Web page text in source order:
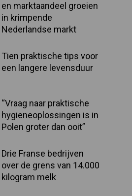
en marktaandeel groeien
in krimpende
Nederlandse markt
Tien praktische tips voor
een langere levensduur
“Vraag naar praktische
hygieneoplossingen is in
Polen groter dan ooit”
Drie Franse bedrijven
over de grens van 14.000
kilogram melk